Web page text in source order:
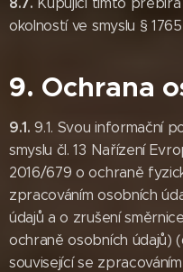
okolností ve smyslu §
9. Ochrana
9.1.9.1. Svou informační
smyslu čl. 13 Nařízení
2016/679 o ochraně
zpracováním osobních
údajů a o zrušení
ochraně osobních údajů)
související se